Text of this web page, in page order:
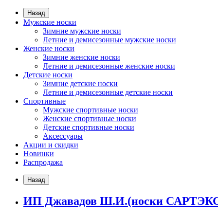
Назад
Мужские носки
Зимние мужские носки
Летние и демисезонные мужские носки
Женские носки
Зимние женские носки
Летние и демисезонные женские носки
Детские носки
Зимние детские носки
Летние и демисезонные детские носки
Спортивные
Мужские спортивные носки
Женские спортивные носки
Детские спортивные носки
Аксессуары
Акции и скидки
Новинки
Распродажа
Назад
ИП Джавадов Ш.И.(носки